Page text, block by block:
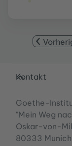
Service-
Kontakt
Goethe-
"Mein Weg
Oskar-von-
80333 Munich